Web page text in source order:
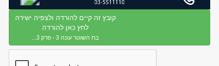
קובץ זה קיים להורדה ולצפיה ישירה
לחץ כאן להורדה
בת השוטר עונה 3 - פרק 3...